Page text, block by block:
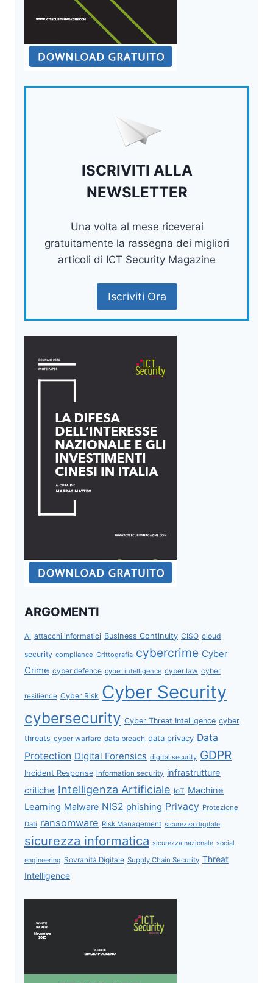
ISCRIVITI ALLA
NEWSLETTER
Una volta al mese riceverai
gratuitamente la rassegna dei migliori
articoli di ICT Security Magazine
Iscriviti Ora
ARGOMENTI
AI attacchi informatici Business Continuity CISO cloud
security compliance Crittografia cybercrime Cyber
Crime cyber defence cyber intelligence cyber law cyber
resilience Cyber Risk Cyber Security
cybersecurity Cyber Threat Intelligence cyber
threats cyber warfare data breach data privacy Data
Protection Digital Forensics digital security GDPR
Incident Response information security infrastrutture
critiche Intelligenza Artificiale IoT Machine
Learning Malware NIS2 phishing Privacy Protezione
Dati ransomware Risk Management sicurezza digitale
sicurezza informatica sicurezza nazionale social
engineering Sovranità Digitale Supply Chain Security Threat
Intelligence